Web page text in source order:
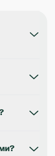
табак и
закупку